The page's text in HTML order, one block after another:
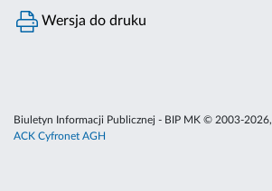
Wersja do druku
Biuletyn Informacji Publicznej - BIP MK © 2003-2026,
ACK Cyfronet AGH